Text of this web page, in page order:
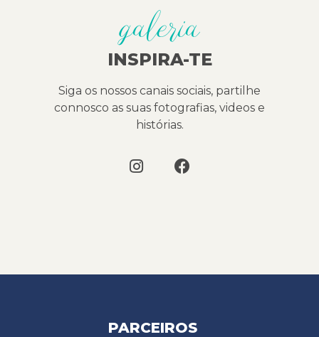
galeria
INSPIRA-TE
Siga os nossos canais sociais, partilhe
connosco as suas fotografias, videos e
histórias.
PARCEIROS